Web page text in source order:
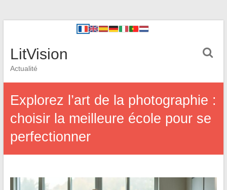
LitVision
Actualité
Explorez l’art de la photographie :
choisir la meilleure école pour se
perfectionner